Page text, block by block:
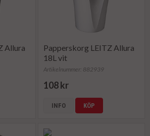
Allura
Papperskorg LEITZ Allura
18L vit
Artikelnummer: 882939
108 kr
INFO KÖP